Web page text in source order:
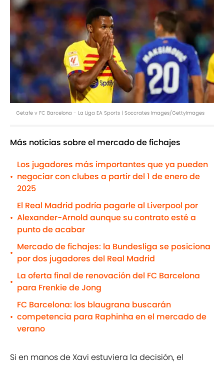
Getafe v FC Barcelona - La Liga EA Sports | Soccrates Images/GettyImages
Más noticias sobre el mercado de fichajes
•
Los jugadores más importantes que ya pueden
negociar con clubes a partir del 1 de enero de
2025
•
El Real Madrid podría pagarle al Liverpool por
Alexander-Arnold aunque su contrato esté a
punto de acabar
•
Mercado de fichajes: la Bundesliga se posiciona
por dos jugadores del Real Madrid
•
La oferta final de renovación del FC Barcelona
para Frenkie de Jong
•
FC Barcelona: los blaugrana buscarán
competencia para Raphinha en el mercado de
verano
Si en manos de Xavi estuviera la decisión, el